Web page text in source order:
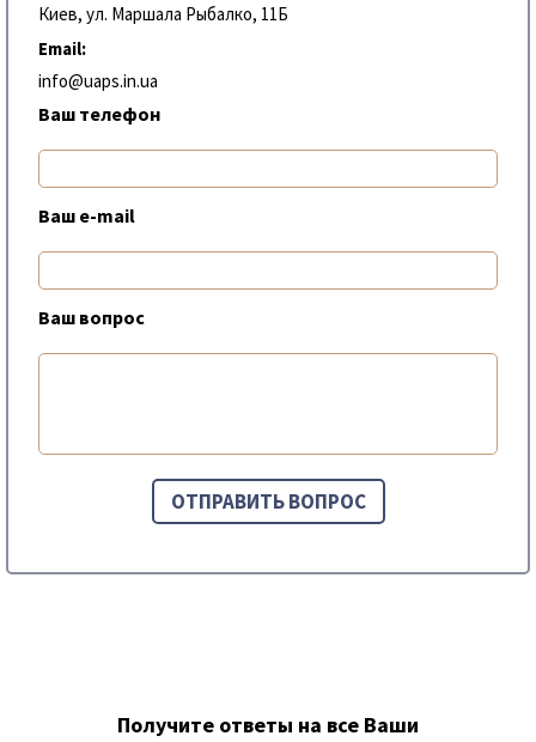
Киев, ул. Маршала Рыбалко, 11Б
Email:
info@uaps.in.ua
Ваш телефон
Ваш e-mail
Ваш вопрос
Получите ответы на все Ваши